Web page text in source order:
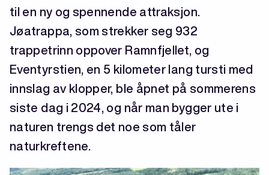
til en ny og spennende attraksjon.
Jøatrappa, som strekker seg 932
trappetrinn oppover Ramnfjellet, og
Eventyrstien, en 5 kilometer lang tursti med
innslag av klopper, ble åpnet på sommerens
siste dag i 2024, og når man bygger ute i
naturen trengs det noe som tåler
naturkreftene.